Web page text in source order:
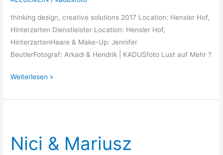
thinking design, creative solutions 2017 Location: Hensler Hof,
Hinterzarten Dienstleister Location: Hensler Hof,
HinterzartenHaare & Make-Up: Jennifer
BeutlerFotograf: Arkadi & Hendrik | KADUSfoto Lust auf Mehr ?
Weiterlesen »
Nici & Mariusz
Mariusz